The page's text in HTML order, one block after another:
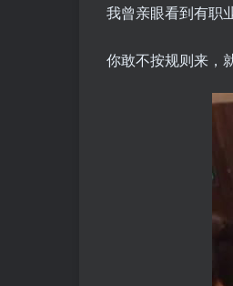
我曾亲眼看到有职
你敢不按规则来，